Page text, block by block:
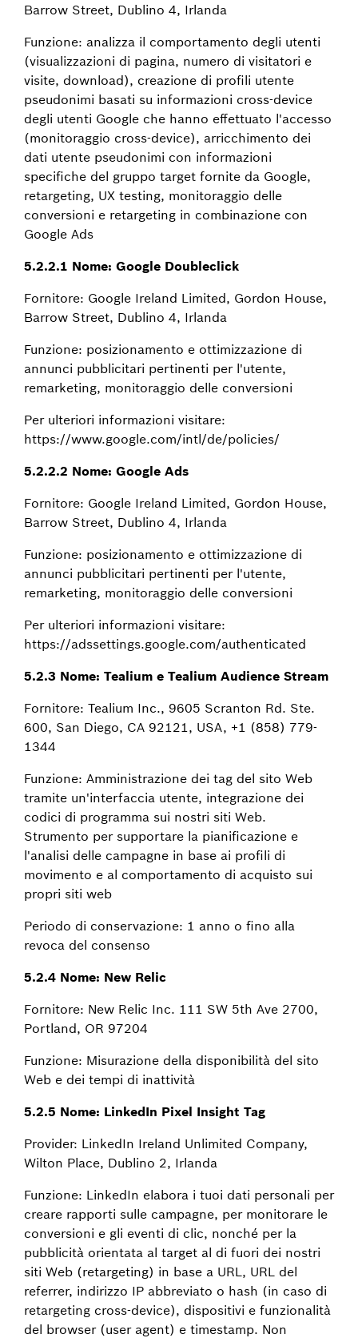
Barrow Street, Dublino 4, Irlanda
Funzione: analizza il comportamento degli utenti
(visualizzazioni di pagina, numero di visitatori e
visite, download), creazione di profili utente
pseudonimi basati su informazioni cross-device
degli utenti Google che hanno effettuato l'accesso
(monitoraggio cross-device), arricchimento dei
dati utente pseudonimi con informazioni
specifiche del gruppo target fornite da Google,
retargeting, UX testing, monitoraggio delle
conversioni e retargeting in combinazione con
Google Ads
5.2.2.1 Nome: Google Doubleclick
Fornitore: Google Ireland Limited, Gordon House,
Barrow Street, Dublino 4, Irlanda
Funzione: posizionamento e ottimizzazione di
annunci pubblicitari pertinenti per l'utente,
remarketing, monitoraggio delle conversioni
Per ulteriori informazioni visitare:
https://www.google.com/intl/de/policies/
5.2.2.2 Nome: Google Ads
Fornitore: Google Ireland Limited, Gordon House,
Barrow Street, Dublino 4, Irlanda
Funzione: posizionamento e ottimizzazione di
annunci pubblicitari pertinenti per l'utente,
remarketing, monitoraggio delle conversioni
Per ulteriori informazioni visitare:
https://adssettings.google.com/authenticated
5.2.3 Nome: Tealium e Tealium Audience Stream
Fornitore: Tealium Inc., 9605 Scranton Rd. Ste.
600, San Diego, CA 92121, USA, +1 (858) 779-
1344
Funzione: Amministrazione dei tag del sito Web
tramite un'interfaccia utente, integrazione dei
codici di programma sui nostri siti Web.
Strumento per supportare la pianificazione e
l'analisi delle campagne in base ai profili di
movimento e al comportamento di acquisto sui
propri siti web
Periodo di conservazione: 1 anno o fino alla
revoca del consenso
5.2.4 Nome: New Relic
Fornitore: New Relic Inc. 111 SW 5th Ave 2700,
Portland, OR 97204
Funzione: Misurazione della disponibilità del sito
Web e dei tempi di inattività
5.2.5 Nome: LinkedIn Pixel Insight Tag
Provider: LinkedIn Ireland Unlimited Company,
Wilton Place, Dublino 2, Irlanda
Funzione: LinkedIn elabora i tuoi dati personali per
creare rapporti sulle campagne, per monitorare le
conversioni e gli eventi di clic, nonché per la
pubblicità orientata al target al di fuori dei nostri
siti Web (retargeting) in base a URL, URL del
referrer, indirizzo IP abbreviato o hash (in caso di
retargeting cross-device), dispositivi e funzionalità
del browser (user agent) e timestamp. Non